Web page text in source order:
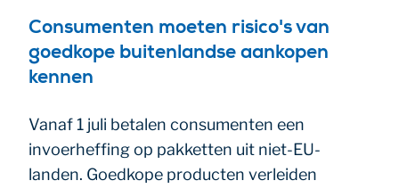
Consumenten moeten risico's van
goedkope buitenlandse aankopen
kennen
Vanaf 1 juli betalen consumenten een
invoerheffing op pakketten uit niet-EU-
landen. Goedkope producten verleiden